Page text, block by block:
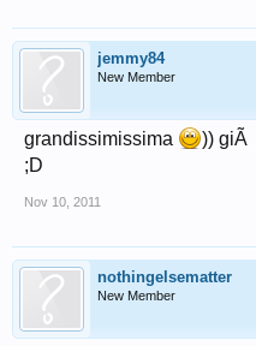
jemmy84
New Member
grandissimissima
)) giÃ
;D
Nov 10, 2011
nothingelsematter
New Member